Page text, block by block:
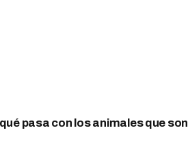
pasa con los animales que son